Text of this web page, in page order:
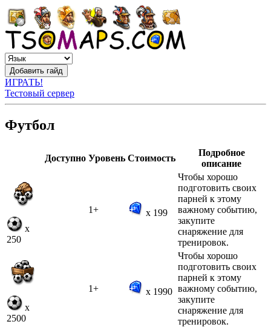
ИГРАТЬ!
Тестовый сервер
Футбол
Доступно Уровень Стоимость
Подробное
описание
x
250
1+ x 199
Чтобы хорошо
подготовить своих
парней к этому
важному событию,
закупите
снаряжение для
тренировок.
x
2500
1+ x 1990
Чтобы хорошо
подготовить своих
парней к этому
важному событию,
закупите
снаряжение для
тренировок.